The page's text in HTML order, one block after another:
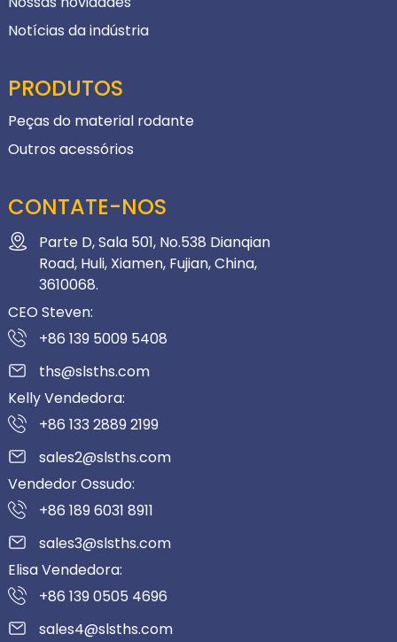
Notícias da indústria
PRODUTOS
Peças do material rodante
Outros acessórios
CONTATE-NOS
Parte D, Sala 501, No.538 Dianqian
Road, Huli, Xiamen, Fujian, China,
3610068.
CEO Steven:
+86 139 5009 5408
ths@slsths.com
Kelly Vendedora:
+86 133 2889 2199
sales2@slsths.com
Vendedor Ossudo:
+86 189 6031 8911
sales3@slsths.com
Elisa Vendedora:
+86 139 0505 4696
sales4@slsths.com